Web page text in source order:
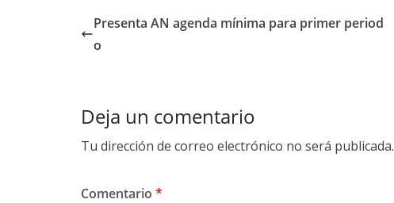
b er e
Presenta AN agenda mínima para primer period
o
Deja un comentario
Tu dirección de correo electrónico no será publicada.
Comentario *